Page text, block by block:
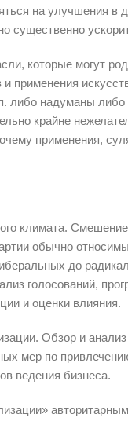
на улучшения в
существенно
которые могут
применения
либо надуманы
крайне
применения,
климата.
обычно
до
голосований,
и оценки влияния.
Обзор и
мер по
ведения бизнеса.